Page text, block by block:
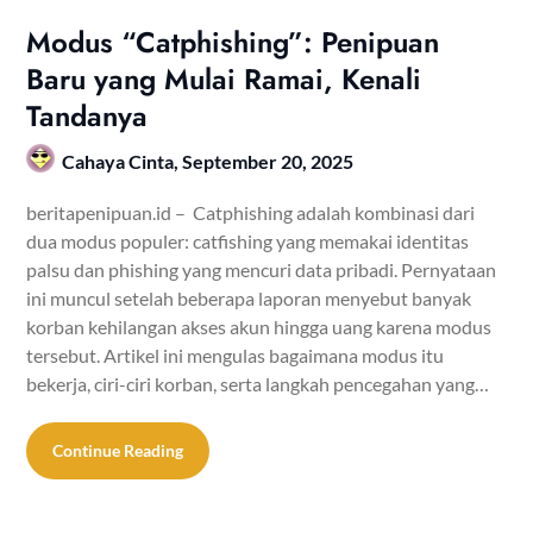
Modus “Catphishing”: Penipuan
Baru yang Mulai Ramai, Kenali
Tandanya
Cahaya Cinta,September 20, 2025
beritapenipuan.id – Catphishing adalah kombinasi dari
dua modus populer: catfishing yang memakai identitas
palsu dan phishing yang mencuri data pribadi. Pernyataan
ini muncul setelah beberapa laporan menyebut banyak
korban kehilangan akses akun hingga uang karena modus
tersebut. Artikel ini mengulas bagaimana modus itu
bekerja, ciri-ciri korban, serta langkah pencegahan yang…
Continue Reading